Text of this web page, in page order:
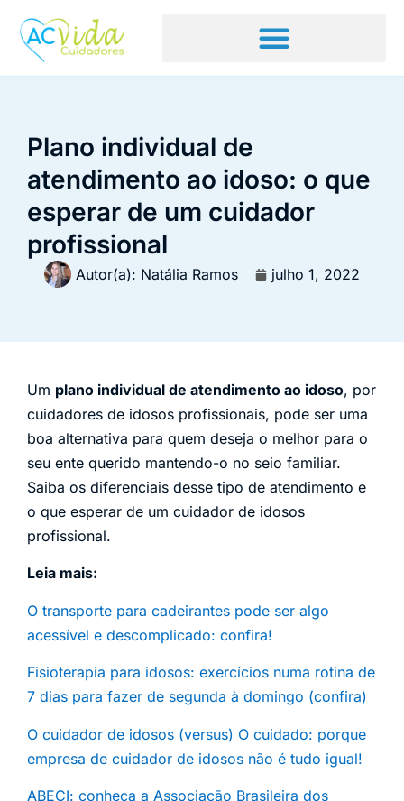
Plano individual de
atendimento ao idoso: o que
esperar de um cuidador
profissional
Autor(a): Natália Ramos julho 1, 2022
Um plano individual de atendimento ao idoso, por
cuidadores de idosos profissionais, pode ser uma
boa alternativa para quem deseja o melhor para o
seu ente querido mantendo-o no seio familiar.
Saiba os diferenciais desse tipo de atendimento e
o que esperar de um cuidador de idosos
profissional.
Leia mais:
O transporte para cadeirantes pode ser algo
acessível e descomplicado: confira!
Fisioterapia para idosos: exercícios numa rotina de
7 dias para fazer de segunda à domingo (confira)
O cuidador de idosos (versus) O cuidado: porque
empresa de cuidador de idosos não é tudo igual!
ABECI: conheça a Associação Brasileira dos